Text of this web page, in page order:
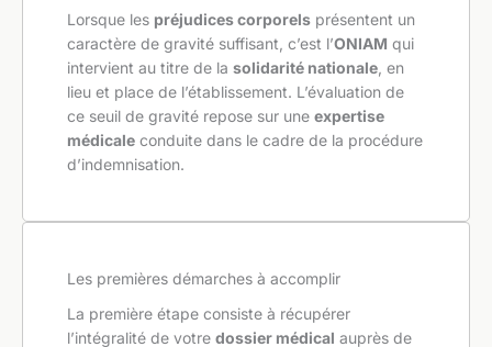
Lorsque les préjudices corporels présentent un
caractère de gravité suffisant, c’est l’ONIAM qui
intervient au titre de la solidarité nationale , en
lieu et place de l’établissement. L’évaluation de
ce seuil de gravité repose sur une expertise
médicale conduite dans le cadre de la procédure
d’indemnisation.
Les premières démarches à accomplir
La première étape consiste à récupérer
l’intégralité de votre dossier médical auprès de